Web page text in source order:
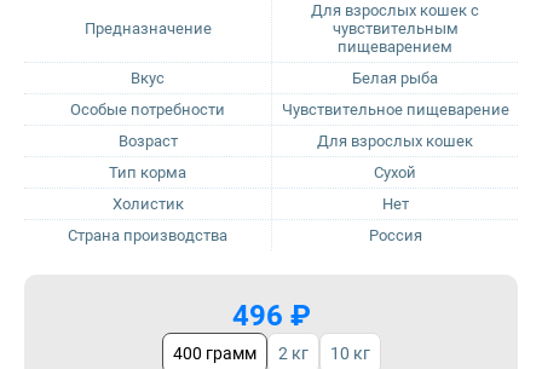
ProBalance
ProХвост
Royal Canin
Sirius
496 ₽
400 грамм 2 кг 10 кг
Предназначение
Для взрослых кошек с
чувствительным
пищеварением
Вкус
Белая рыба
Особые потребности
Чувствительное пищеварение
Возраст
Для взрослых кошек
Тип корма
Сухой
Холистик
Нет
Страна производства
Россия